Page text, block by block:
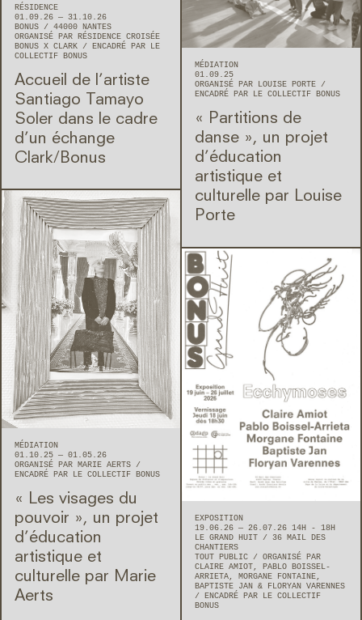
RÉSIDENCE
01.09.26 — 31.10.26
BONUS
44000 NANTES
ORGANISÉ PAR RÉSIDENCE CROISÉE
BONUS X CLARK
ENCADRÉ PAR LE
COLLECTIF BONUS
Accueil de l’artiste
Santiago Tamayo
Soler dans le cadre
d’un échange
Clark/Bonus
MÉDIATION
01.09.25
ORGANISÉ PAR LOUISE PORTE
ENCADRÉ PAR LE COLLECTIF BONUS
« Partitions de
danse », un projet
d’éducation
artistique et
culturelle par Louise
Porte
MÉDIATION
01.10.25 — 01.05.26
ORGANISÉ PAR MARIE AERTS
ENCADRÉ PAR LE COLLECTIF BONUS
« Les visages du
pouvoir », un projet
d’éducation
artistique et
culturelle par Marie
Aerts
EXPOSITION
19.06.26 — 26.07.26 14H - 18H
LE GRAND HUIT
36 MAIL DES
CHANTIERS
TOUT PUBLIC
ORGANISÉ PAR
CLAIRE AMIOT, PABLO BOISSEL-
ARRIETA, MORGANE FONTAINE,
BAPTISTE JAN & FLORYAN VARENNES
ENCADRÉ PAR LE COLLECTIF
BONUS